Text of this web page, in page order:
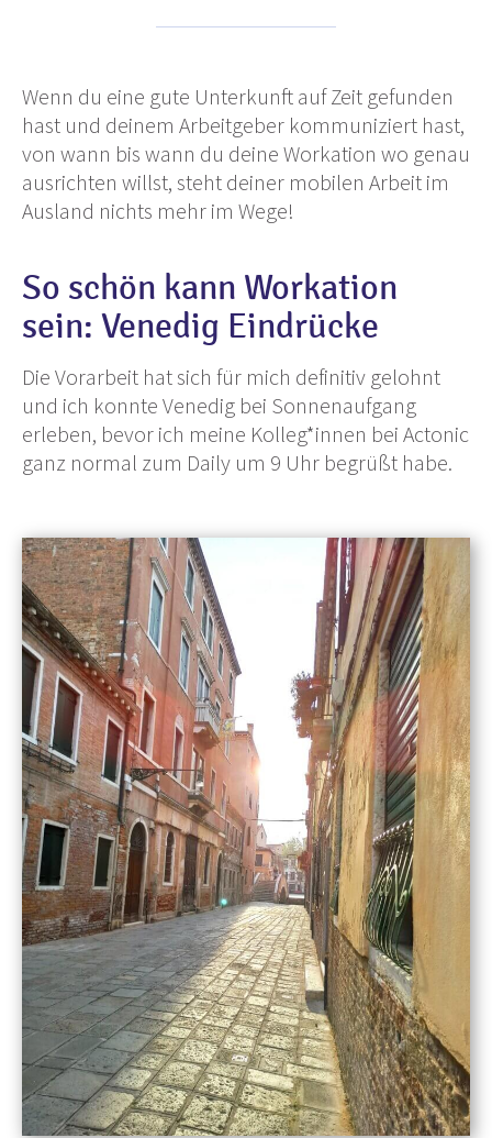
Wenn du eine gute Unterkunft auf Zeit gefunden
hast und deinem Arbeitgeber kommuniziert hast,
von wann bis wann du deine Workation wo genau
ausrichten willst, steht deiner mobilen Arbeit im
Ausland nichts mehr im Wege!
So schön kann Workation
sein: Venedig Eindrücke
Die Vorarbeit hat sich für mich definitiv gelohnt
und ich konnte Venedig bei Sonnenaufgang
erleben, bevor ich meine Kolleg*innen bei Actonic
ganz normal zum Daily um 9 Uhr begrüßt habe.